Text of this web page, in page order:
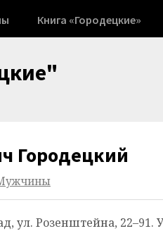
Книга «Городецкие»
Городецкий
ул. Розенштейна, 22–91.